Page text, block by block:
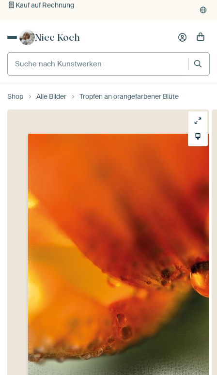
Individueller Druck auf Bestellung
Nicc Koch
Shop Alle Bilder Tropfen an orangefarbener Blüte